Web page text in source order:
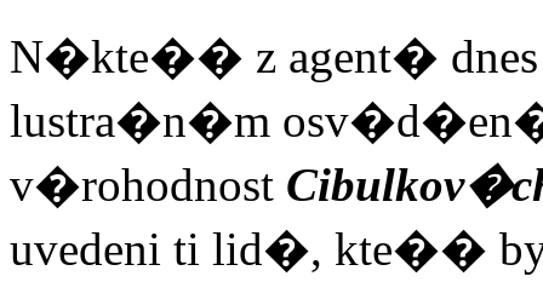
N�kte�� z agent�
lustra�n�m
v�rohodnost
uvedeni ti lid�, kte��